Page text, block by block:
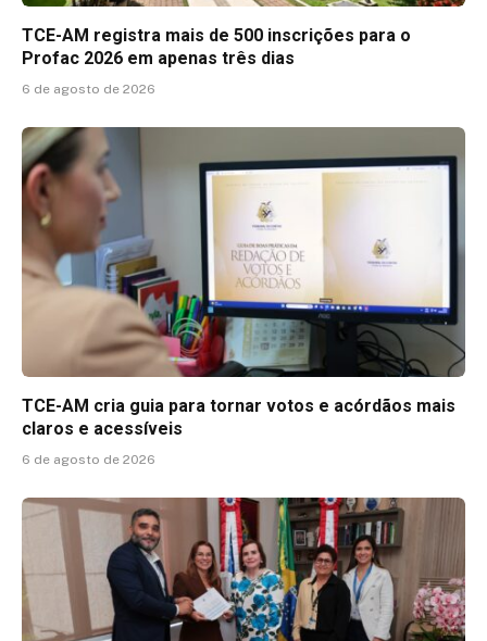
TCE-AM registra mais de 500 inscrições para o
Profac 2026 em apenas três dias
6 de agosto de 2026
TCE-AM cria guia para tornar votos e acórdãos mais
claros e acessíveis
6 de agosto de 2026